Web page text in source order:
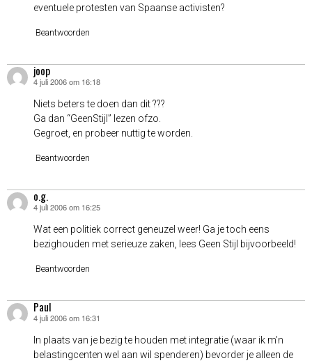
eventuele protesten van Spaanse activisten?
Beantwoorden
joop
schreef:
4 juli 2006 om 16:18
Niets beters te doen dan dit ???
Ga dan “GeenStijl” lezen ofzo.
Gegroet, en probeer nuttig te worden.
Beantwoorden
o.g.
schreef:
4 juli 2006 om 16:25
Wat een politiek correct geneuzel weer! Ga je toch eens
bezighouden met serieuze zaken, lees Geen Stijl bijvoorbeeld!
Beantwoorden
Paul
schreef:
4 juli 2006 om 16:31
In plaats van je bezig te houden met integratie (waar ik m’n
belastingcenten wel aan wil spenderen) bevorder je alleen de